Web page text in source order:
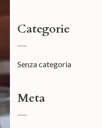
Categorie
Senza categoria
Meta